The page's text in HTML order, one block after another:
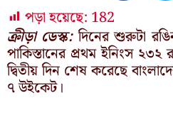
পড়া হয়েছে: 182
ক্রীড়া ডেস্ক: দিনের শুরুটা
পাকিস্তানের প্রথম ইনিংস
দ্বিতীয় দিন শেষ করেছে
৭ উইকেট।